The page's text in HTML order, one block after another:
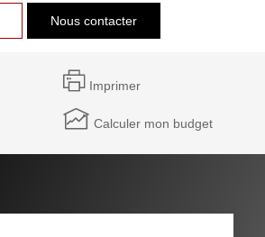
Nous contacter
Imprimer
Calculer mon budget